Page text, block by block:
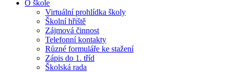
O škole
Virtuální prohlídka školy
Školní hřiště
Zájmová činnost
Telefonní kontakty
Různé formuláře ke stažení
Zápis do 1. tříd
Školská rada